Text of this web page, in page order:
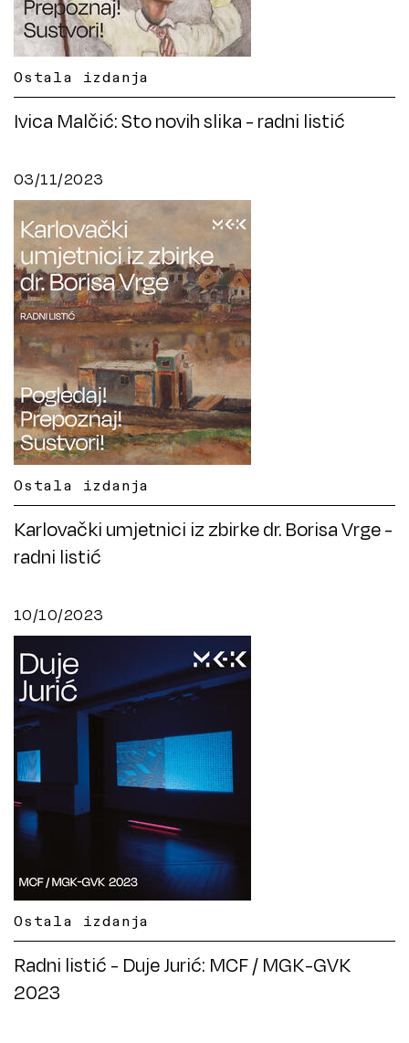
Ostala izdanja
Ivica Malčić: Sto novih slika - radni listić
03/11/2023
Ostala izdanja
Karlovački umjetnici iz zbirke dr. Borisa Vrge -
radni listić
10/10/2023
Ostala izdanja
Radni listić - Duje Jurić: MCF / MGK-GVK
2023